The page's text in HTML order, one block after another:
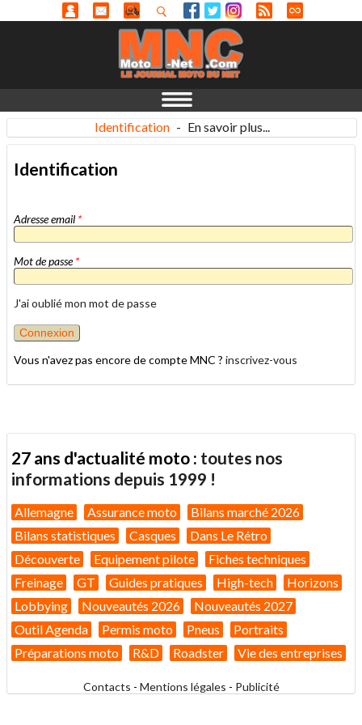
Identification - En savoir plus...
Identification
Adresse email *
Mot de passe*
J'ai oublié mon mot de passe
Vous n'avez pas encore de compte MNC ? inscrivez-vous
27 ans d'actualité moto : toutes nos
informations depuis 1999 !
Allemagne Assurance moto
Bilans marché 2026
Bilans statistiques
Casques
Dans Le Rétro
Découverte
Equipement pilote
Fiches techniques
Freinage
GT Guides pratiques High-tech
Horizons
Lobbying
Nouveautés 2026
Nouveautés 2027
Outil Agenda
Permis moto Pneus
Portraits
Préparations moto
R&D Roadster Vie des entreprises
Contacts - Mentions légales - Publicité